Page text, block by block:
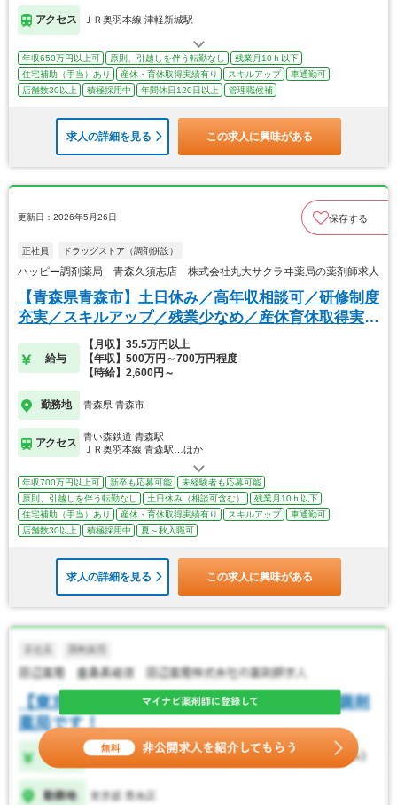
アクセス ＪＲ奥羽本線 津軽新城駅
年収650万円以上可 原則、引越しを伴う転勤なし
残業月10ｈ以下
住宅補助（手当）あり
産休・育休取得実績有り スキルアップ
車通勤可
店舗数30以上
積極採用中 年間休日120日以上 管理職候補
求人の詳細を見る この求人に興味がある
更新日：2026年5月26日 保存する
正社員 ドラッグストア（調剤併設）
ハッピー調剤薬局 青森久須志店 株式会社丸大サクラヰ薬局の薬剤師求人
【青森県青森市】土日休み／高年収相談可／研修制度
充実／スキルアップ／残業少なめ／産休育休取得実績
給与
【月収】35.5万円以上
【年収】500万円～700万円程度
【時給】2,600円～
勤務地 青森県 青森市
アクセス
青い森鉄道 青森駅
ＪＲ奥羽本線 青森駅…ほか
年収700万円以上可 新卒も応募可能
未経験者も応募可能
原則、引越しを伴う転勤なし
土日休み（相談可含む）
残業月10ｈ以下
住宅補助（手当）あり
産休・育休取得実績有り スキルアップ
車通勤可
店舗数30以上
積極採用中 夏～秋入職可
求人の詳細を見る この求人に興味がある